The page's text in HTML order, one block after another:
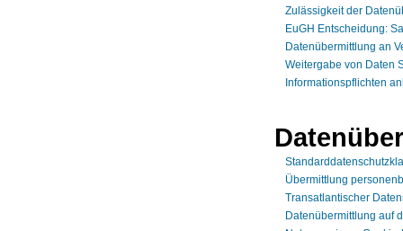
Zulässigkeit der
EuGH Entscheidung:
Datenübermittlung an
Weitergabe von Daten
Informationspflichten
Übermittlung
Transatlantischer
Datenübermittlung auf